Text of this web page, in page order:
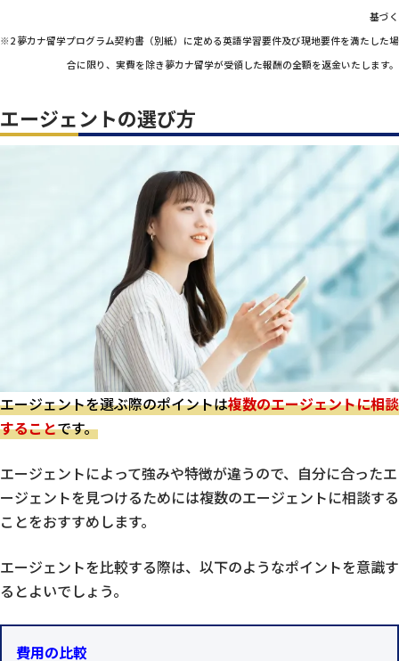
基づく
※2 夢カナ留学プログラム契約書（別紙）に定める英語学習要件及び現地要件を満たした場
合に限り、実費を除き夢カナ留学が受領した報酬の全額を返金いたします。
エージェントの選び方
エージェントを選ぶ際のポイントは複数のエージェントに相談
することです。
エージェントによって強みや特徴が違うので、自分に合ったエ
ージェントを見つけるためには複数のエージェントに相談する
ことをおすすめします。
エージェントを比較する際は、以下のようなポイントを意識す
るとよいでしょう。
費用の比較